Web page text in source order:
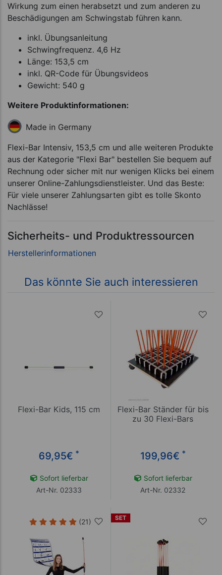
Wirkung zum einen herabsetzt und zum anderen zu
Beschädigungen am Schwingstab führen kann.
inkl. Übungsanleitung
Schwingfrequenz. 4,6 Hz
Länge: 153,5 cm
inkl. QR-Code für Übungsvideos
Gewicht: 540 g
Weitere Produktinformationen:
Made in Germany
Flexi-Bar Intensiv, 153,5 cm und alle weiteren Produkte
aus der Kategorie "Flexi Bar" bestellen Sie bequem auf
Rechnung oder sicher mit nur wenigen Klicks bei einem
unserer Online-Zahlungsdienstleister. Und das Beste:
Für viele unserer Zahlungsarten gibt es tolle Skonto
Nachlässe!
Sicherheits- und Produktressourcen
Das könnte Sie auch interessieren
Flexi-Bar Kids, 115 cm
69,95€ *
Sofort lieferbar
Art-Nr. 02333
Flexi-Bar Ständer für bis
zu 30 Flexi-Bars
199,96€ *
Sofort lieferbar
Art-Nr. 02332
(21) SET